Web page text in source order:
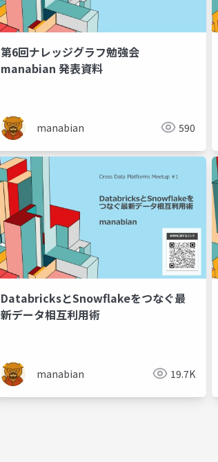
第6回ナレッジグラフ勉強会
manabian 発表資料
manabian 590
DatabricksとSnowflakeをつなぐ最
新データ相互利用術
manabian 19.7K